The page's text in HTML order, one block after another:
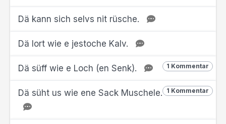
Dä kann sich selvs nit rüsche.
Dä lort wie e jestoche Kalv.
1 Kommentar
Dä süff wie e Loch (en Senk).
1 Kommentar
Dä süht us wie ene Sack Muschele.